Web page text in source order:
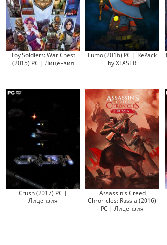
Toy Soldiers: War Chest
(2015) PC | Лицензия
Lumo (2016) PC | RePack
by XLASER
Crush (2017) PC |
Лицензия
Assassin's Creed
Chronicles: Russia (2016)
PC | Лицензия